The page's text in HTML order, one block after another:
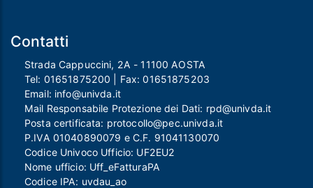
Contatti
Strada Cappuccini, 2A - 11100 AOSTA
Tel: 01651875200 | Fax:01651875203
Email: info@univda.it
Mail Responsabile Protezione dei Dati: rpd@univda.it
Posta certificata: protocollo@pec.univda.it
P.IVA 01040890079 e C.F. 91041130070
Codice Univoco Ufficio: UF2EU2
Nome ufficio: Uff_eFatturaPA
Codice IPA: uvdau_ao